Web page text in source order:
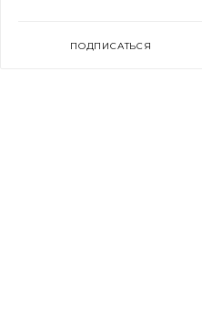
ПОДПИСАТЬСЯ